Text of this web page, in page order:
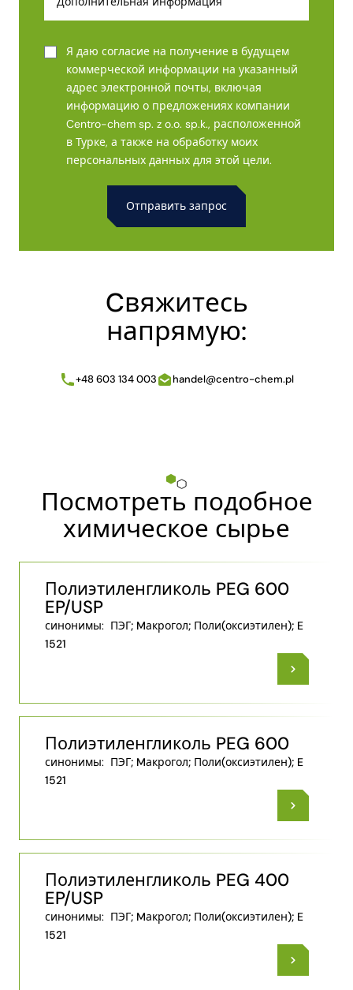
Я даю согласие на получение в будущем
коммерческой информации на указанный
адрес электронной почты, включая
информацию о предложениях компании
Centro-chem sp. z o.o. sp.k., расположенной
в Турке, а также на обработку моих
персональных данных для этой цели.
Cвяжитесь
напрямую:
+48 603 134 003 handel@centro-chem.pl
Посмотреть подобное
химическое сырье
Полиэтиленгликоль PEG 600
EP/USP
синонимы: ПЭГ; Mакрогол; Поли​(оксиэтилен)​; E
1521
Полиэтиленгликоль PEG 600
синонимы: ПЭГ; Mакрогол; Поли​(оксиэтилен)​; E
1521
Полиэтиленгликоль PEG 400
EP/USP
синонимы: ПЭГ; Mакрогол; Поли​(оксиэтилен)​; E
1521